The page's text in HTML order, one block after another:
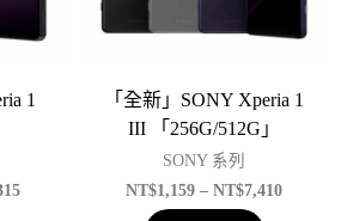
1
「全新」SONY Xperia 1
III 「256G/512G」
SONY 系列
NT$1,159 – NT$7,410